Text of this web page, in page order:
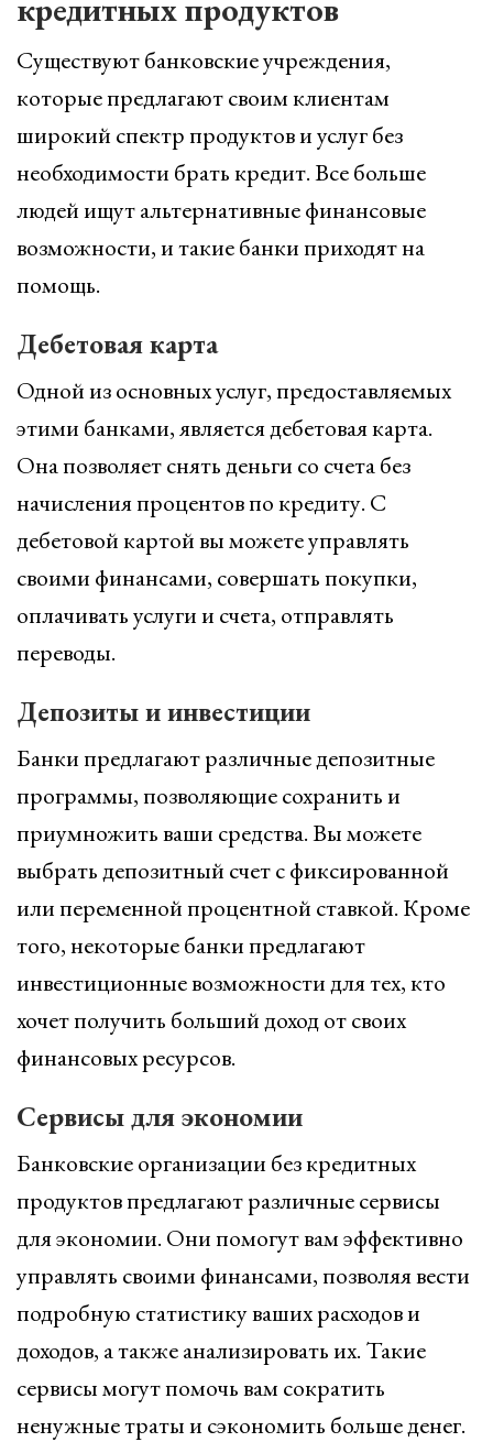
кредитных продуктов
Существуют банковские учреждения,
которые предлагают своим клиентам
широкий спектр продуктов и услуг без
необходимости брать кредит. Все больше
людей ищут альтернативные финансовые
возможности, и такие банки приходят на
помощь.
Дебетовая карта
Одной из основных услуг, предоставляемых
этими банками, является дебетовая карта.
Она позволяет снять деньги со счета без
начисления процентов по кредиту. С
дебетовой картой вы можете управлять
своими финансами, совершать покупки,
оплачивать услуги и счета, отправлять
переводы.
Депозиты и инвестиции
Банки предлагают различные депозитные
программы, позволяющие сохранить и
приумножить ваши средства. Вы можете
выбрать депозитный счет с фиксированной
или переменной процентной ставкой. Кроме
того, некоторые банки предлагают
инвестиционные возможности для тех, кто
хочет получить больший доход от своих
финансовых ресурсов.
Сервисы для экономии
Банковские организации без кредитных
продуктов предлагают различные сервисы
для экономии. Они помогут вам эффективно
управлять своими финансами, позволяя вести
подробную статистику ваших расходов и
доходов, а также анализировать их. Такие
сервисы могут помочь вам сократить
ненужные траты и сэкономить больше денег.